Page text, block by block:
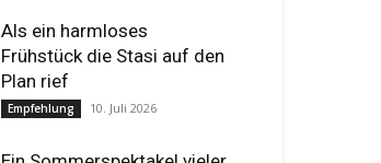
Als ein harmloses
Frühstück die Stasi auf den
Plan rief
Empfehlung 10. Juli 2026